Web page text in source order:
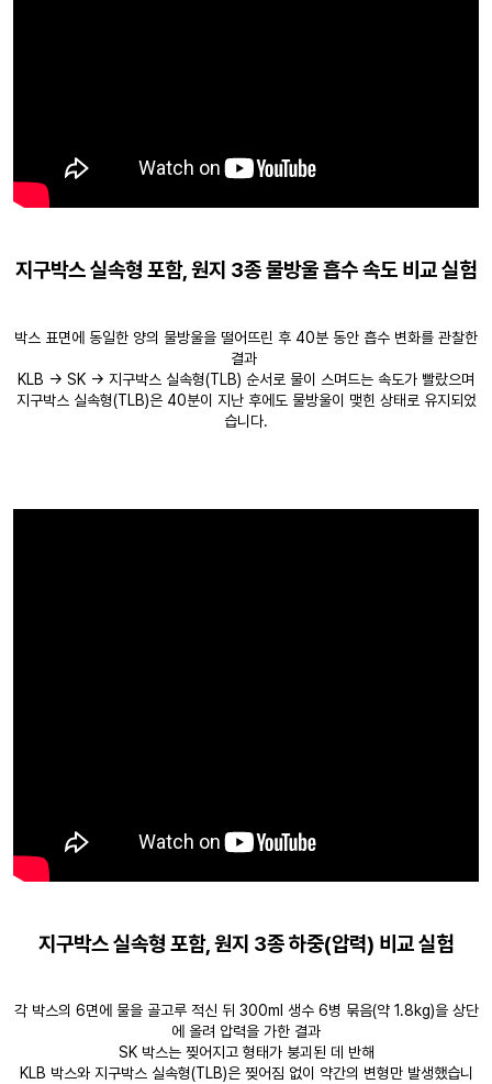
지구박스 실속형 포함, 원지 3종 물방울 흡수 속도 비교 실험
박스 표면에 동일한 양의 물방울을 떨어뜨린 후 40분 동안 흡수 변화를 관찰한
결과
KLB → SK → 지구박스 실속형(TLB) 순서로 물이 스며드는 속도가 빨랐으며
지구박스 실속형(TLB)은 40분이 지난 후에도 물방울이 맺힌 상태로 유지되었
습니다.
지구박스 실속형 포함, 원지 3종 하중(압력) 비교 실험
각 박스의 6면에 물을 골고루 적신 뒤 300ml 생수 6병 묶음(약 1.8kg)을 상단
에 올려 압력을 가한 결과
SK 박스는 찢어지고 형태가 붕괴된 데 반해
KLB 박스와 지구박스 실속형(TLB)은 찢어짐 없이 약간의 변형만 발생했습니